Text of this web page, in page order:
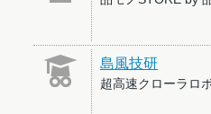
島風技研
超高速クローラロ